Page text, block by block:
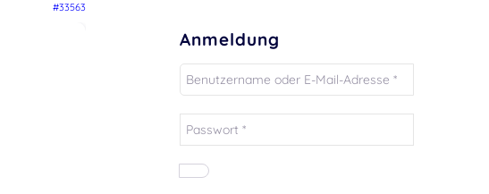
#33563
Anmeldung